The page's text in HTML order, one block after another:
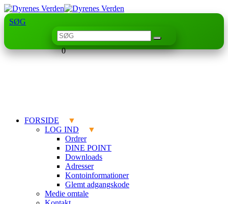
SØG
0
FORSIDE
LOG IND
Ordrer
DINE POINT
Downloads
Adresser
Kontoinformationer
Glemt adgangskode
Medie omtale